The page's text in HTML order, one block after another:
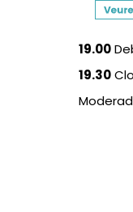
19.00
19.30